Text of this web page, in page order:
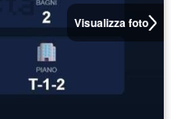
Visualizza foto